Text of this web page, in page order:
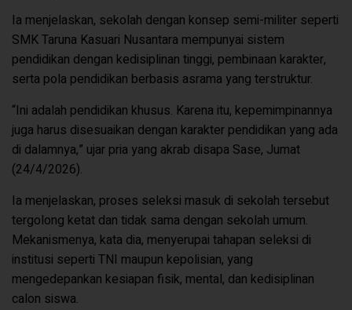
Ia menjelaskan, sekolah dengan konsep semi-militer seperti
SMK Taruna Kasuari Nusantara mempunyai sistem
pendidikan dengan kedisiplinan tinggi, pembinaan karakter,
serta pola pendidikan berbasis asrama yang terstruktur.
“Ini adalah pendidikan khusus. Karena itu, kepemimpinannya
juga harus disesuaikan dengan karakter pendidikan yang ada
di dalamnya,” ujar pria yang akrab disapa Sase, Jumat
(24/4/2026).
Ia menjelaskan, proses seleksi masuk di sekolah tersebut
tergolong ketat dan tidak sama dengan sekolah umum.
Mekanismenya, kata dia, menyerupai tahapan seleksi di
institusi seperti TNI maupun kepolisian, yang
mengedepankan kesiapan fisik, mental, dan kedisiplinan
calon siswa.